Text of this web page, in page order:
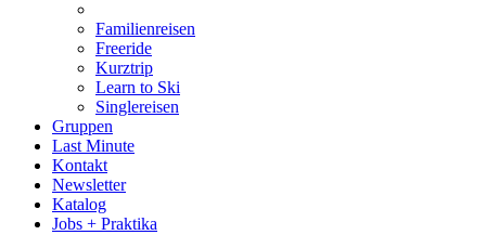
Familienreisen
Freeride
Kurztrip
Learn to Ski
Singlereisen
Gruppen
Last Minute
Kontakt
Newsletter
Katalog
Jobs + Praktika